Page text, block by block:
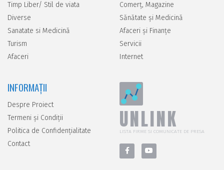
Timp Liber/ Stil de viata
Diverse
Sanatate si Medicină
Turism
Afaceri
Comerţ, Magazine
Sănătate şi Medicină
Afaceri şi Finanţe
Servicii
Internet
INFORMAȚII
Despre Proiect
Termeni și Condiții
Politica de Confidențialitate
Contact
UNLINK
LISTA FIRME SI COMUNICATE DE PRESA